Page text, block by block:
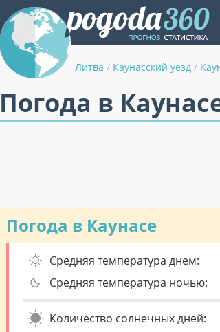
Литва / Каунасский уезд /
Погода в
Погода в Каунасе
Средняя температура днем:
Средняя температура ночью:
Количество солнечных дней: